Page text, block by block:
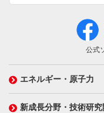
公式
エネルギー・原子力
新成長分野・技術研究